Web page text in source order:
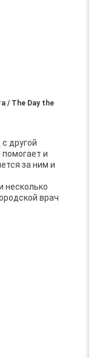
/ The Day the
другой
помогает и
за ним и
несколько
врач